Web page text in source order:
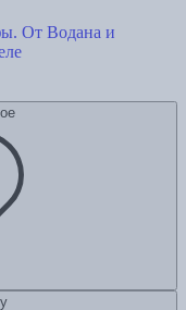
От Водана и